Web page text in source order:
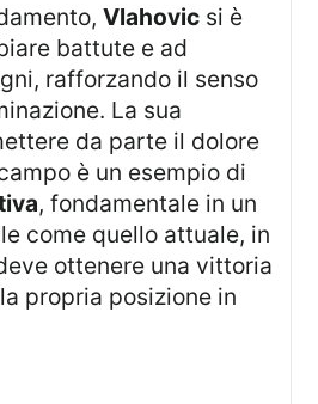
Vlahovic si è
battute e ad
rafforzando il senso
La sua
da parte il dolore
è un esempio di
, fondamentale in un
come quello attuale, in
ottenere una vittoria
propria posizione in